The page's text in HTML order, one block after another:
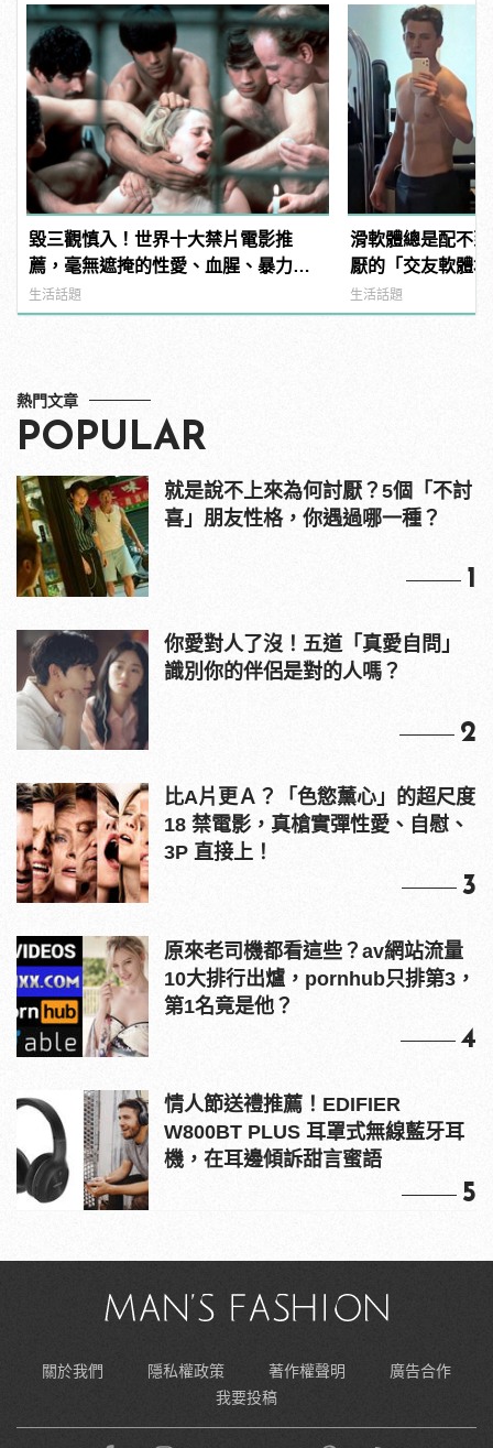
毀三觀慎入！世界十大禁片電影推
薦，毫無遮掩的性愛、血腥、暴力、
噁心到極致！
生活話題
滑軟體總是配不
厭的「交友軟體
用？！ |
生活話題
熱門文章
POPULAR
就是說不上來為何討厭？5個「不討
喜」朋友性格，你遇過哪一種？
1
你愛對人了沒！五道「真愛自問」
識別你的伴侶是對的人嗎？
2
比A片更Ａ？「色慾薰心」的超尺度
18 禁電影，真槍實彈性愛、自慰、
3P 直接上！
3
原來老司機都看這些？av網站流量
10大排行出爐，pornhub只排第3，
第1名竟是他？
4
情人節送禮推薦！EDIFIER
W800BT PLUS 耳罩式無線藍牙耳
機，在耳邊傾訴甜言蜜語
5
關於我們 隱私權政策 著作權聲明
廣告合作
我要投稿